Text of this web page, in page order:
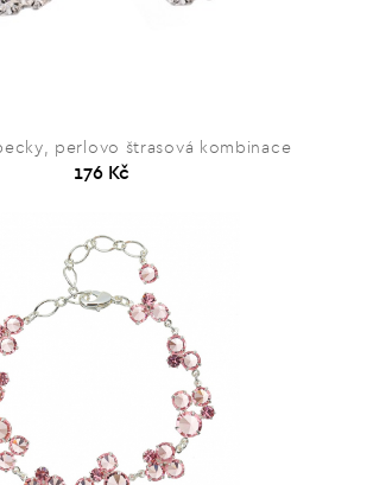
perlovo štrasová kombinace
176 Kč